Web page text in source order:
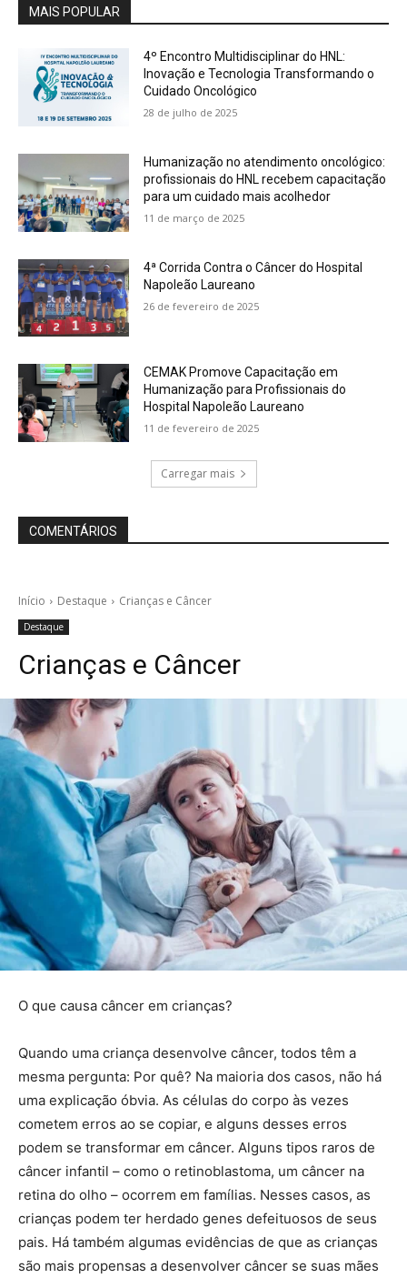
MAIS POPULAR
4º Encontro Multidisciplinar do HNL:
Inovação e Tecnologia Transformando o
Cuidado Oncológico
28 de julho de 2025
Humanização no atendimento oncológico:
profissionais do HNL recebem capacitação
para um cuidado mais acolhedor
11 de março de 2025
4ª Corrida Contra o Câncer do Hospital
Napoleão Laureano
26 de fevereiro de 2025
CEMAK Promove Capacitação em
Humanização para Profissionais do
Hospital Napoleão Laureano
11 de fevereiro de 2025
Carregar mais
COMENTÁRIOS